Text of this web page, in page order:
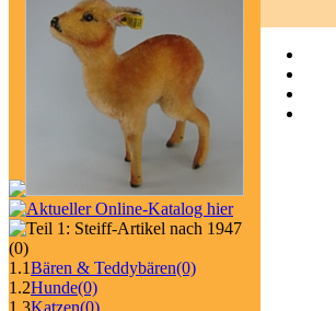
(0)
1.1Bären & Teddybären(0)
1.2Hunde(0)
1.3Katzen(0)